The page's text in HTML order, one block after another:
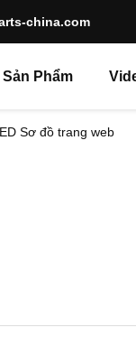
china.com
Phẩm
Sơ đồ trang web